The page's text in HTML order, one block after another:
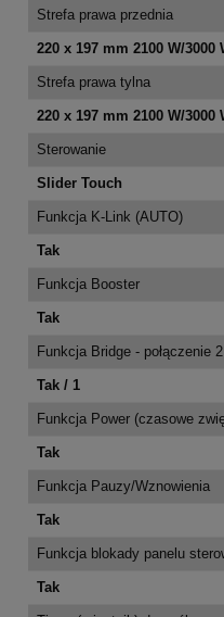
Strefa prawa przednia
220 x 197 mm 2100 W/3000
Strefa prawa tylna
220 x 197 mm 2100 W/3000
Sterowanie
Slider Touch
Funkcja K-Link (AUTO)
Tak
Funkcja Booster
Tak
Funkcja Bridge - połączenie
Tak / 1
Funkcja Power (czasowe
Tak
Funkcja Pauzy/Wznowienia
Tak
Funkcja blokady panelu
Tak